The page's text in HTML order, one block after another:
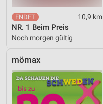
10,9 km
NR. 1 Beim Preis
Noch morgen gültig
mömax
Nicht-IAB-Verarbeitungszwecke:
Notwendig
Performance
Funktional
Werbung